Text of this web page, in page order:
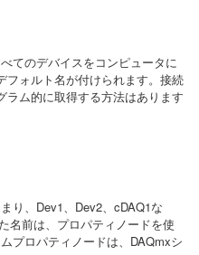
てのデバイスをコンピュータに
フォルト名が付けられます。接続
ラム的に取得する方法はあります
り、Dev1、Dev2、cDAQ1な
名前は、プロパティノードを使
プロパティノードは、DAQmxシ